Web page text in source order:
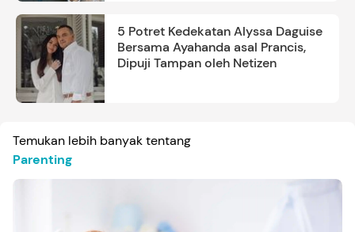
5 Potret Kedekatan Alyssa Daguise
Bersama Ayahanda asal Prancis,
Dipuji Tampan oleh Netizen
Temukan lebih banyak tentang
Parenting